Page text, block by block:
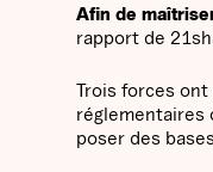
Afin de
rapport de
Trois forces
réglementaires
poser des